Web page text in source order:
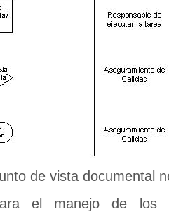
de vista documental
el manejo de los